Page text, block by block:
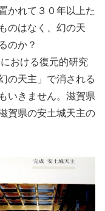
かれて３０年以上た
のはなく、幻の天
のか？
における復元的研究
の天主」で消される
いきません。滋賀県
賀県の安土城天主の